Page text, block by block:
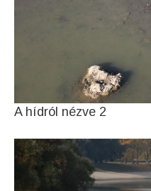
A hídról nézve 2